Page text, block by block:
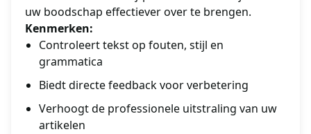
uw boodschap effectiever over te brengen.
Kenmerken:
Controleert tekst op fouten, stijl en
grammatica
Biedt directe feedback voor verbetering
Verhoogt de professionele uitstraling van uw
artikelen